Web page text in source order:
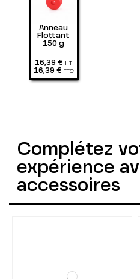
Anneau
Flottant
150 g
16,39 € HT
16,39 € TTC
Complétez
expérience
accessoires